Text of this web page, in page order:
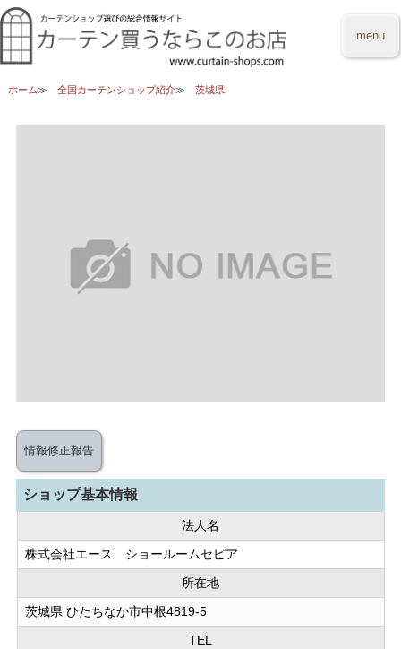
menu
ホーム 全国カーテンショップ紹介 茨城県
情報修正報告
ショップ基本情報
法人名
株式会社エース ショールームセピア
所在地
茨城県 ひたちなか市中根4819-5
TEL